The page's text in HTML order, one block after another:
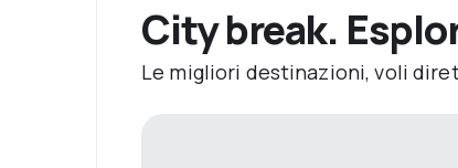
City break.
Le migliori destinazioni, voli